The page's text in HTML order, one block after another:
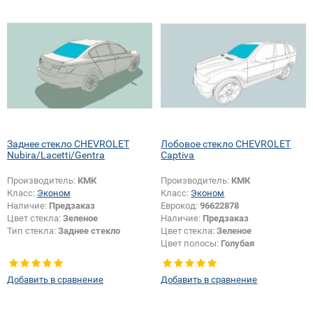
Заднее стекло CHEVROLET
Nubira/Lacetti/Gentra
Производитель: КМК
Класс: Эконом
Наличие: Предзаказ
Цвет стекла: Зеленое
Тип стекла: Заднее стекло
Добавить в сравнение
Лобовое стекло CHEVROLET
Captiva
Производитель: КМК
Класс: Эконом
Еврокод:96622878
Наличие: Предзаказ
Цвет стекла:Зеленое
Цвет полосы: Голубая
Появление или изменение
шелкографии:Да
Добавить в сравнение